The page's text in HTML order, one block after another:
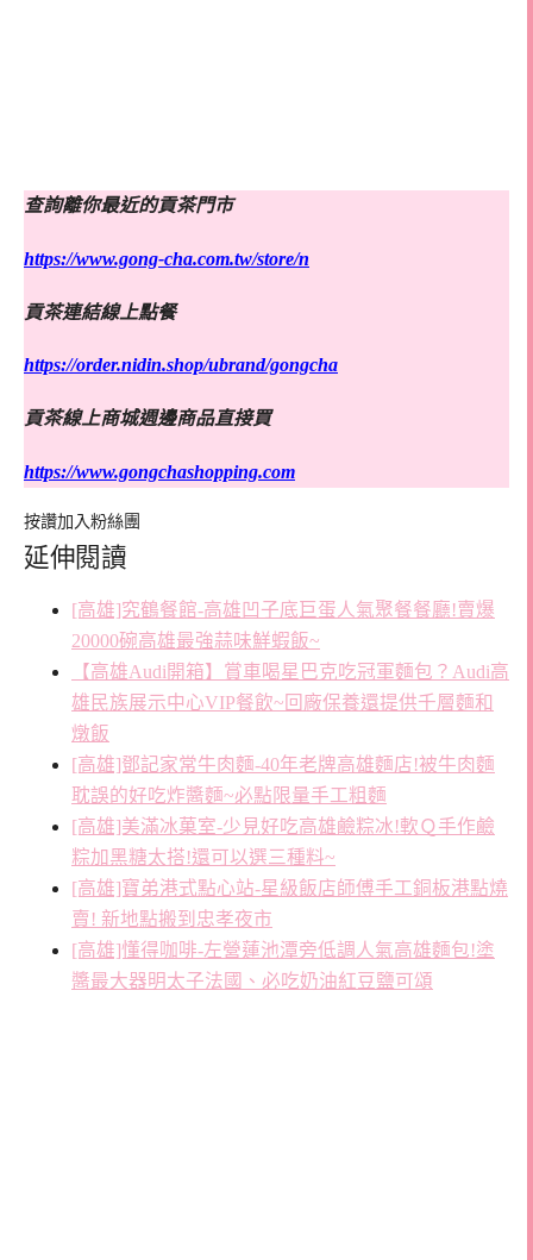
查詢離你最近的貢茶門市
https://www.gong-cha.com.tw/store/n
貢茶連結線上點餐
https://order.nidin.shop/ubrand/gongcha
貢茶線上商城週邊商品直接買
https://www.gongchashopping.com
按讚加入粉絲團
延伸閱讀
[高雄]究鶴餐館-高雄凹子底巨蛋人氣聚餐餐廳!賣爆
20000碗高雄最強蒜味鮮蝦飯~
【高雄Audi開箱】賞車喝星巴克吃冠軍麵包？Audi高
雄民族展示中心VIP餐飲~回廠保養還提供千層麵和
燉飯
[高雄]鄧記家常牛肉麵-40年老牌高雄麵店!被牛肉麵
耽誤的好吃炸醬麵~必點限量手工粗麵
[高雄]美滿冰菓室-少見好吃高雄鹼粽冰!軟Ｑ手作鹼
粽加黑糖太搭!還可以選三種料~
[高雄]寶弟港式點心站-星級飯店師傅手工銅板港點燒
賣! 新地點搬到忠孝夜市
[高雄]懂得咖啡-左營蓮池潭旁低調人氣高雄麵包!塗
醬最大器明太子法國、必吃奶油紅豆鹽可頌